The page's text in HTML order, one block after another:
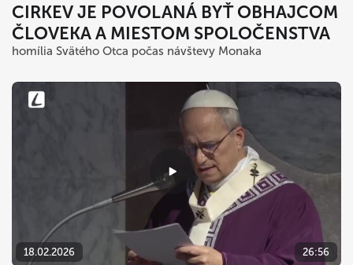
CIRKEV JE POVOLANÁ BYŤ OBHAJCOM
ČLOVEKA A MIESTOM SPOLOČENSTVA
homília Svätého Otca počas návštevy Monaka
18.02.2026 26:56